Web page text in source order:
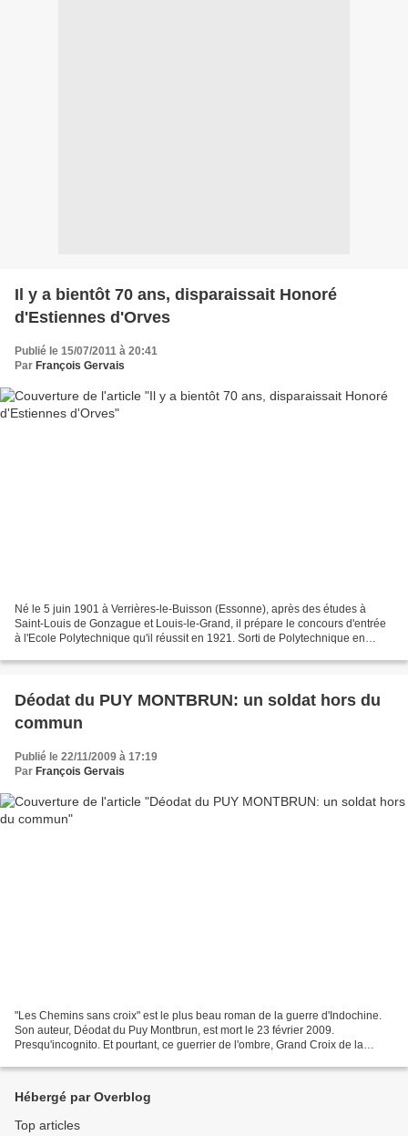
Il y a bientôt 70 ans, disparaissait Honoré
d'Estiennes d'Orves
Publié le 15/07/2011 à 20:41
Par François Gervais
Né le 5 juin 1901 à Verrières-le-Buisson (Essonne), après des études à
Saint-Louis de Gonzague et Louis-le-Grand, il prépare le concours d'entrée
à l'Ecole Polytechnique qu'il réussit en 1921. Sorti de Polytechnique en
Déodat du PUY MONTBRUN: un soldat hors du
commun
Publié le 22/11/2009 à 17:19
Par François Gervais
"Les Chemins sans croix" est le plus beau roman de la guerre d'Indochine.
Son auteur, Déodat du Puy Montbrun, est mort le 23 février 2009.
Presqu'incognito. Et pourtant, ce guerrier de l'ombre, Grand Croix de la
Hébergé par Overblog
Top articles